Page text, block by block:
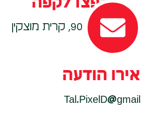
משה גושן 90, קרית מוצקין
הודעה